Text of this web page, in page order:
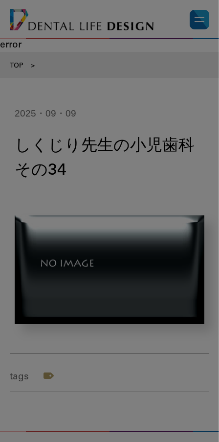
error
TOP >
2025・09・09
しくじり先生の小児歯科
その34
じ
先
生
児
tags